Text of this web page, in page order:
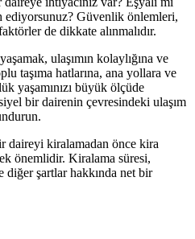
ediyorsunuz? Güvenlik önlemleri,
de dikkate alınmalıdır.
ulaşımın kolaylığına ve
taşıma hatlarına, ana yollara ve
yaşamınızı büyük ölçüde
bir dairenin çevresindeki ulaşım
daireyi kiralamadan önce kira
önemlidir. Kiralama süresi,
diğer şartlar hakkında net bir